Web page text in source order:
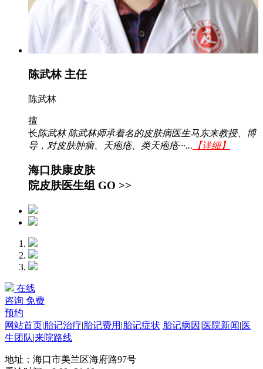
陈武林 主任
陈武林
擅
长陈武林 陈武林师承着名的皮肤病医生马东来教授、博
导，对皮肤肿瘤、天疱疮、类天疱疮···... 【详细】
海口肤康皮肤
院皮肤医生组 GO >>
在线
咨询 免费
预约
网站首页|胎记治疗|胎记费用 |胎记症状 胎记病因 |医院新闻|医
生团队|来院路线
地址：海口市美兰区海府路97号